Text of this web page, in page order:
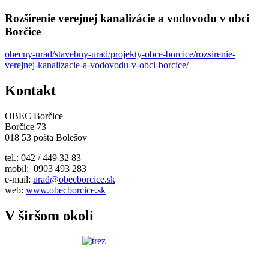
Rozšírenie verejnej kanalizácie a vodovodu v obci
Borčice
obecny-urad/stavebny-urad/projekty-obce-borcice/rozsirenie-
verejnej-kanalizacie-a-vodovodu-v-obci-borcice/
Kontakt
OBEC Borčice
Borčice 73
018 53 pošta Bolešov
tel.: 042 / 449 32 83
mobil: 0903 493 283
e-mail: urad@obecborcice.sk
web: www.obecborcice.sk
V širšom okolí